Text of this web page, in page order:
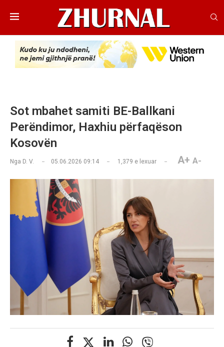
Sot mbahet samiti BE-Ballkani
Perëndimor, Haxhiu përfaqëson
Kosovën
Nga D. V. 05.06.2026 09:14 1,379 e lexuar A+ A-